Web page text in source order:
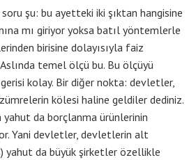
şu: bu ayetteki iki şıktan hangisine
mı giriyor yoksa batıl yöntemlerle
birisine dolayısıyla faiz
temel ölçü bu. Bu ölçüyü
kolay. Bir diğer nokta: devletler,
kölesi haline geldiler dediniz.
da borçlanma ürünlerinin
Yani devletler, devletlerin alt
yahut da büyük şirketler özellikle